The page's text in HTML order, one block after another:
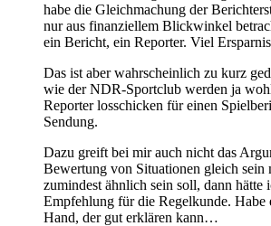
habe die Gleichmachung der
nur aus finanziellem Blickwinkel
ein Bericht, ein Reporter. Viel
Das ist aber wahrscheinlich zu kurz
wie der NDR-Sportclub werden ja
Reporter losschicken für einen
Sendung.
Dazu greift bei mir auch nicht das
Bewertung von Situationen gleich sein
zumindest ähnlich sein soll, dann hätte
Empfehlung für die Regelkunde. Habe
Hand, der gut erklären kann…